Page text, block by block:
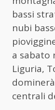
bassi
nubi
a sabato
Liguria,
centrali